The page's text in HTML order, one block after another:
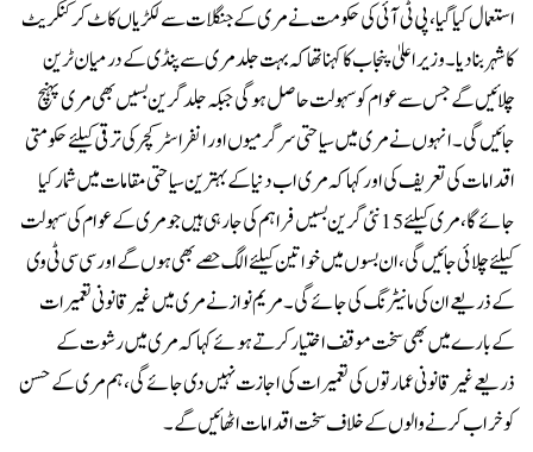
استعمال کیا گیا، پی ٹی آئی کی حکومت نے مری کے جنگلات سے لکڑیاں کاٹ کر کنکریٹ
کا شہر بنا دیا۔وزیر اعلیٰ پنجاب کا کہنا تھا کہ بہت جلد مری سے پنڈی کے درمیان ٹرین
چلائیں گے جس سے عوام کو سہولت حاصل ہوگی جبکہ جلد گرین بسیں بھی مری پہنچ
جائیں گی۔انہوں نے مری میں سیاحتی سرگرمیوں اور انفراسٹرکچر کی ترقی کیلئے حکومتی
اقدامات کی تعریف کی اور کہا کہ مری اب دنیا کے بہترین سیاحتی مقامات میں شمار کیا
جائے گا، مری کیلئے 15 نئی گرین بسیں فراہم کی جا رہی ہیں جو مری کے عوام کی سہولت
کیلئے چلائی جائیں گی، ان بسوں میں خواتین کیلئے الگ حصے بھی ہوں گے اور سی سی ٹی وی
کے ذریعے ان کی مانیٹرنگ کی جائے گی۔مریم نواز نے مری میں غیر قانونی تعمیرات
کے بارے میں بھی سخت موقف اختیار کرتے ہوئے کہا کہ مری میں رشوت کے
ذریعے غیرقانونی عمارتوں کی تعمیرات کی اجازت نہیں دی جائے گی، ہم مری کے حسن
کو خراب کرنے والوں کے خلاف سخت اقدامات اٹھائیں گے۔